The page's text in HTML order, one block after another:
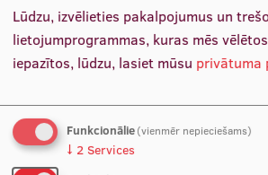
Pētniecība
Zinātniskie institūti un
Prof. Māris Taube
Katedras vadītājs, Docētājs,
Vadošais pētnieks
Prof.
Lūdzu, izvēlieties pakalpojumus un
lietojumprogrammas, kuras mēs
iepazītos, lūdzu, lasiet mūsu privātuma
Funkcionālie(vienmēr nepieciešams)
↓ 2 Services